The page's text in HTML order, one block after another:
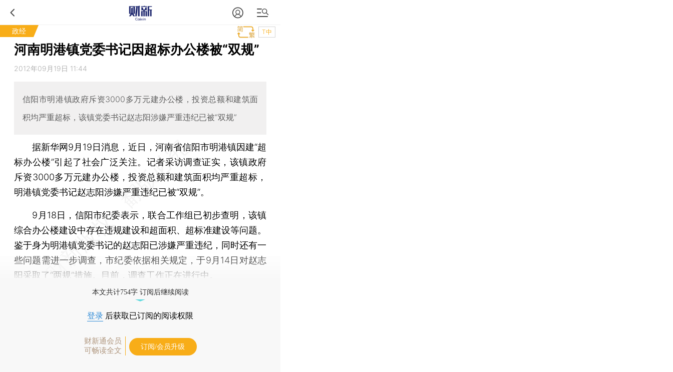
政经 T中
河南明港镇党委书记因超标办公楼被“双规”
2012年09月19日 11:44
信阳市明港镇政府斥资3000多万元建办公楼，投资总额和建筑面
积均严重超标，该镇党委书记赵志阳涉嫌严重违纪已被“双规”
据新华网9月19日消息，近日，河南省信阳市明港镇因建“超
标办公楼”引起了社会广泛关注。记者采访调查证实，该镇政府
斥资3000多万元建办公楼，投资总额和建筑面积均严重超标，
明港镇党委书记赵志阳涉嫌严重违纪已被“双规”。
9月18日，信阳市纪委表示，联合工作组已初步查明，该镇
综合办公楼建设中存在违规建设和超面积、超标准建设等问题。
鉴于身为明港镇党委书记的赵志阳已涉嫌严重违纪，同时还有一
些问题需进一步调查，市纪委依据相关规定，于9月14日对赵志
阳采取了“两规”措施。目前，调查工作正在进行中。
本文共计754字 订阅后继续阅读
登录 后获取已订阅的阅读权限
财新通会员
可畅读全文
订阅/会员升级